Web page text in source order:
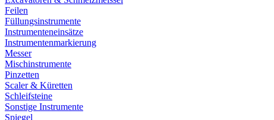
Feilen
Füllungsinstrumente
Instrumenteneinsätze
Instrumentenmarkierung
Messer
Mischinstrumente
Pinzetten
Scaler & Küretten
Schleifsteine
Sonstige Instrumente
Spiegel